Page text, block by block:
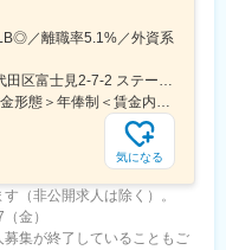
／離職率5.1%／外資系
＜勤務地詳細＞本社住所：東京都千代田区富士見2-7-2 ステージビルディング8F勤務地最寄駅：JR総武線／飯田橋駅受動喫煙対策：屋内全面禁煙変更の範囲：会社の定める事業所（リモートワーク含む）
＜予定年収＞420万円～700万円＜賃金形態＞年俸制＜賃金内訳＞年額（基本給）：3,319,800円～5,440,000円固定残業手当/月：73,350円～130,000円（固定残業時間30時間0分/月）超過した時間外労働の残業手当は追加支給＜月額＞350,000円～583,333円（12分割）（一律手当を含む）＜昇給有無＞有＜残業手当＞有＜給与補足＞※経験・能力・前職での給与を考慮し､当社規定により決定します。■パフォーマンスボーナス（個人実績連動／年1回■昇給：有（人事評価・会社業績に基づく）賃金はあくまでも目安の金額であり、選考を通じて上下する可能性があります。月給(月額)は固定手当を含めた表記です。
気になる
（非公開求人は除く）。
金）
集が終了していることもご